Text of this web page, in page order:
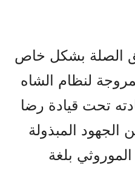
الصلة بشكل خاص
لنظام الشاه
تحت قيادة رضا
المبذولة
بلغة